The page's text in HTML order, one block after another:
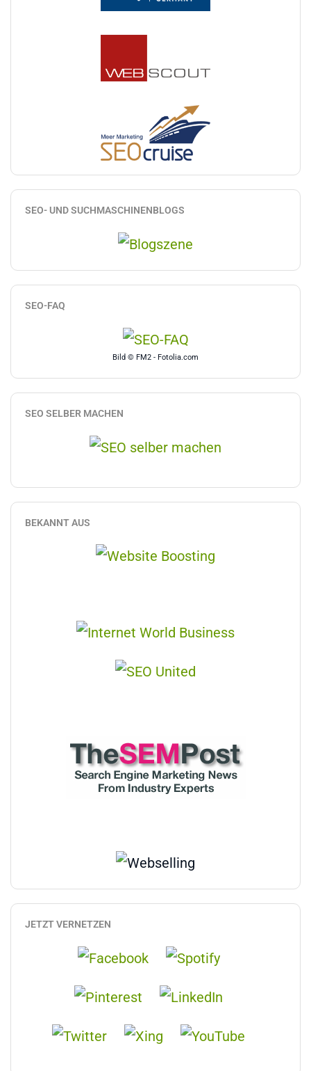
SEO- UND SUCHMASCHINENBLOGS
SEO-FAQ
Bild © FM2 - Fotolia.com
SEO SELBER MACHEN
BEKANNT AUS
JETZT VERNETZEN